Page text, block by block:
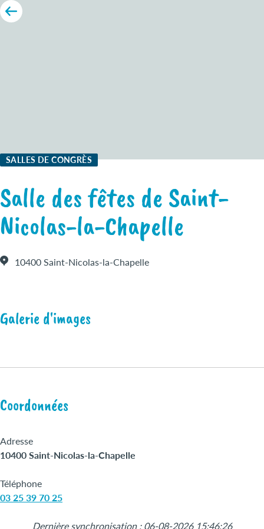
SALLES DE CONGRÈS
Salle des fêtes de Saint-
Nicolas-la-Chapelle
10400 Saint-Nicolas-la-Chapelle
Galerie d'images
Coordonnées
Adresse
10400 Saint-Nicolas-la-Chapelle
Téléphone
03 25 39 70 25
Dernière synchronisation : 06-08-2026 15:46:26